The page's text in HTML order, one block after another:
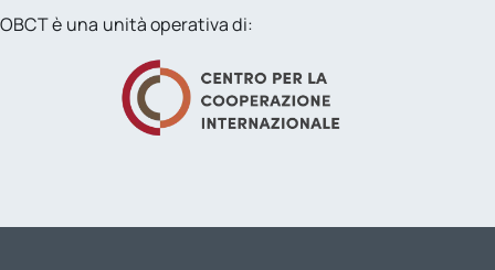
OBCT è una unità operativa di: